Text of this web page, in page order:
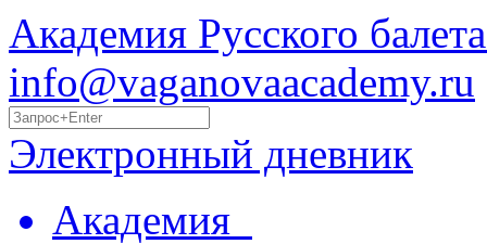
Академия Русского
info@vaganovaacademy.ru
Электронный дневник
Академия